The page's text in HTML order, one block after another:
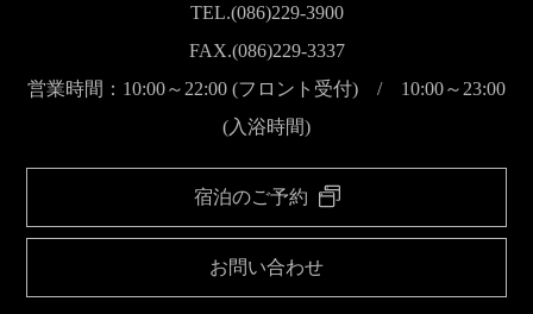
TEL.(086)229-3900
FAX.(086)229-3337
営業時間：10:00～22:00 (フロント受付) / 10:00～23:00
(入浴時間)
宿泊のご予約
お問い合わせ